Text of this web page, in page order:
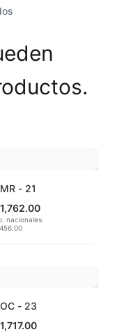
- 21
nacionales:
- 23